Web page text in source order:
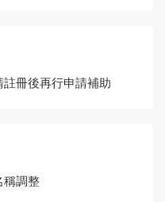
冊後再行申請補助
稱調整